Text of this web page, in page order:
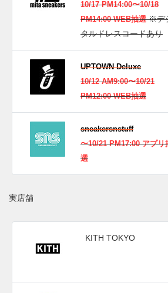
10/17 PM14:00〜10/18
PM14:00 WEB抽選※デ
タルドレスコードあり
UPTOWN Deluxe
10/12 AM9:00〜10/21
PM12:00 WEB抽選
sneakersnstuff
〜10/21 PM17:00 アプリ
選
実店舗
KITH TOKYO